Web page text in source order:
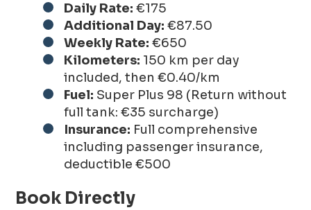
Daily Rate: €175
Additional Day: €87.50
Weekly Rate: €650
Kilometers: 150 km per day
included, then €0.40/km
Fuel: Super Plus 98 (Return without
full tank: €35 surcharge)
Insurance: Full comprehensive
including passenger insurance,
deductible €500
Book Directly